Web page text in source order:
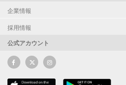
企業情報
採用情報
公式アカウント